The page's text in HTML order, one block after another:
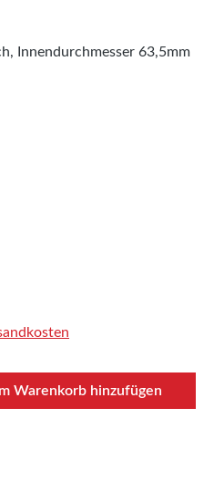
den gewünschten
Warenkorb hinzufügen